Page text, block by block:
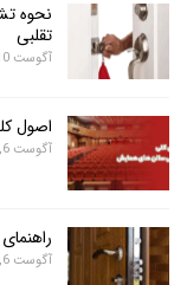
نحوه تشخیص
تقلبی
آگوست 10, 2025
اصول کلی طراحی
آگوست 6, 2025
راهنمای انتخاب
آگوست 6, 2025